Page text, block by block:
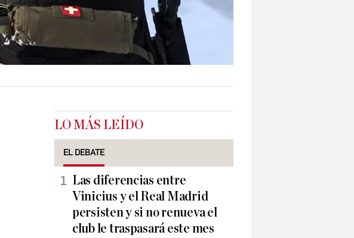
LO MÁS LEÍDO
EL DEBATE
Las diferencias entre
Vinicius y el Real Madrid
persisten y si no renueva el
club le traspasará este mes